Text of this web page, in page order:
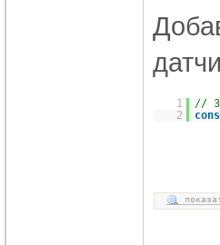
1
//
2